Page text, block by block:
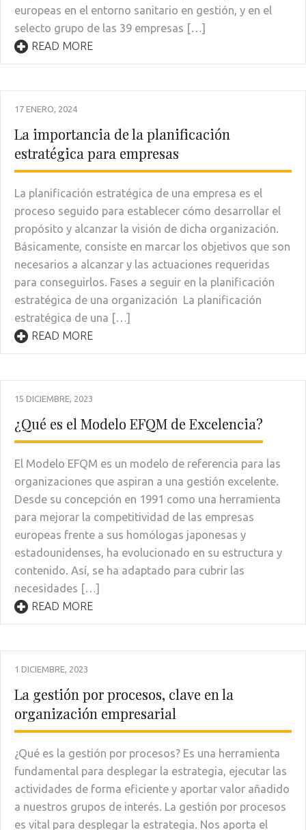
europeas en el entorno sanitario en gestión, y en el
selecto grupo de las 39 empresas […]
READ MORE
17 ENERO, 2024
La importancia de la planificación
estratégica para empresas
La planificación estratégica de una empresa es el
proceso seguido para establecer cómo desarrollar el
propósito y alcanzar la visión de dicha organización.
Básicamente, consiste en marcar los objetivos que son
necesarios a alcanzar y las actuaciones requeridas
para conseguirlos. Fases a seguir en la planificación
estratégica de una organización La planificación
estratégica de una […]
READ MORE
15 DICIEMBRE, 2023
¿Qué es el Modelo EFQM de Excelencia?
El Modelo EFQM es un modelo de referencia para las
organizaciones que aspiran a una gestión excelente.
Desde su concepción en 1991 como una herramienta
para mejorar la competitividad de las empresas
europeas frente a sus homólogas japonesas y
estadounidenses, ha evolucionado en su estructura y
contenido. Así, se ha adaptado para cubrir las
necesidades […]
READ MORE
1 DICIEMBRE, 2023
La gestión por procesos, clave en la
organización empresarial
¿Qué es la gestión por procesos? Es una herramienta
fundamental para desplegar la estrategia, ejecutar las
actividades de forma eficiente y aportar valor añadido
a nuestros grupos de interés. La gestión por procesos
es vital para desplegar la estrategia. Nos aporta el